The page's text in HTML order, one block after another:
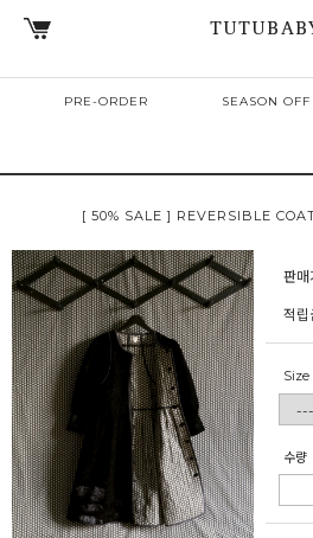
PRE-ORDER SEASON OFF
[ 50% SALE ] REVERSIBLE
판매
적립
Size
수량